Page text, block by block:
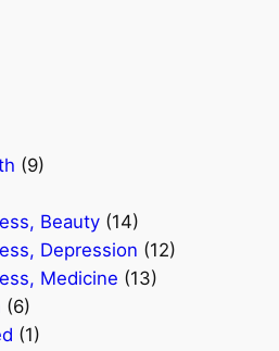
(9)
Beauty (14)
Depression (12)
Medicine (13)
(6)
(1)